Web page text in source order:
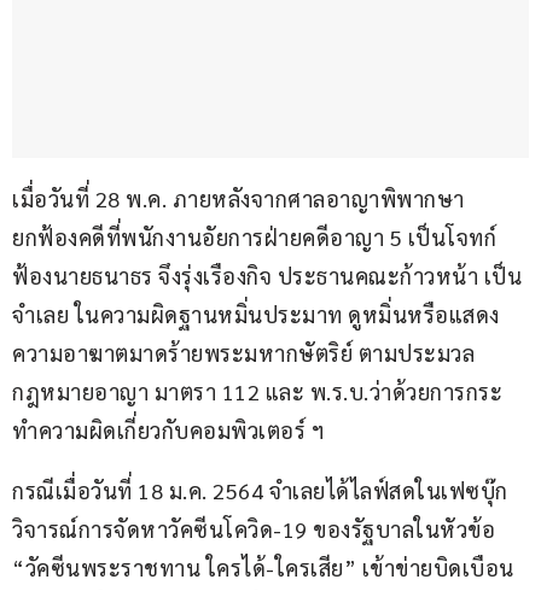
เมื่อวันที่ 28 พ.ค. ภายหลังจากศาลอาญาพิพากษา
ยกฟ้องคดีที่พนักงานอัยการฝ่ายคดีอาญา 5 เป็นโจทก์
ฟ้องนายธนาธร จึงรุ่งเรืองกิจ ประธานคณะก้าวหน้า เป็น
จำเลย ในความผิดฐานหมิ่นประมาท ดูหมิ่นหรือแสดง
ความอาฆาตมาดร้ายพระมหากษัตริย์ ตามประมวล
กฎหมายอาญา มาตรา 112 และ พ.ร.บ.ว่าด้วยการกระ
ทำความผิดเกี่ยวกับคอมพิวเตอร์ ฯ
กรณีเมื่อวันที่ 18 ม.ค. 2564 จำเลยได้ไลฟ์สดในเฟซบุ๊ก
วิจารณ์การจัดหาวัคซีนโควิด-19 ของรัฐบาลในหัวข้อ
“วัคซีนพระราชทาน ใครได้-ใครเสีย” เข้าข่ายบิดเบือน